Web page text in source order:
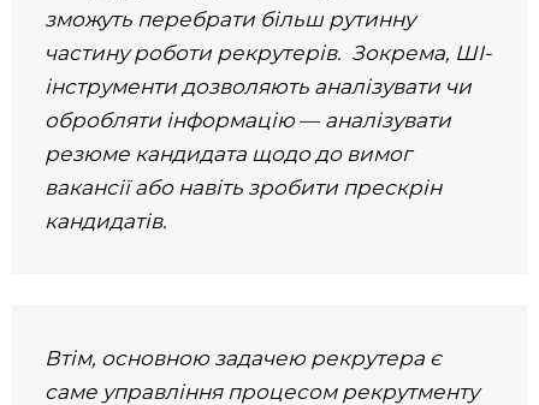
зможуть перебрати більш рутинну
частину роботи рекрутерів. Зокрема, ШІ-
інструменти дозволяють аналізувати чи
обробляти інформацію— аналізувати
резюме кандидата щодо до вимог
вакансії або навіть зробити прескрін
кандидатів.
Втім, основною задачею рекрутера є
саме управління процесом рекрутменту